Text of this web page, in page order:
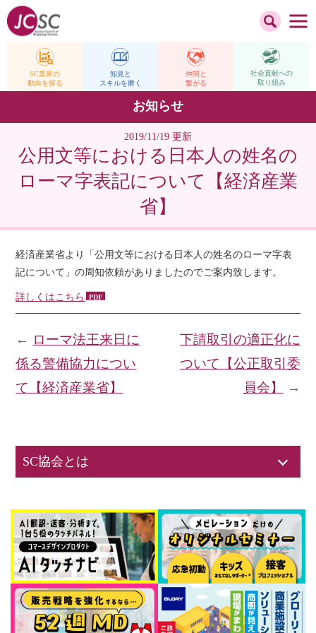
SC業界の
動向を探る
知見と
スキルを磨く
仲間と
繋がる
社会貢献への
取り組み
お知らせ
2019/11/19 更新
公用文等における日本人の姓名の
ローマ字表記について【経済産業
省】
経済産業省より「公用文等における日本人の姓名のローマ字表
記について」の周知依頼がありましたのでご案内致します。
詳しくはこちら
下請取引の適正化に
ついて【公正取引委
員会】
→
← ローマ法王来日に
係る警備協力につい
て【経済産業省】
SC協会とは